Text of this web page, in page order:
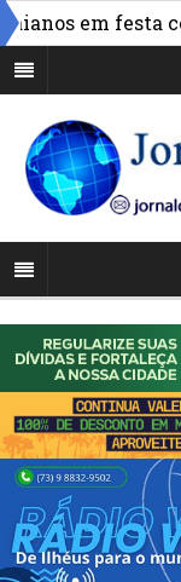
em festa